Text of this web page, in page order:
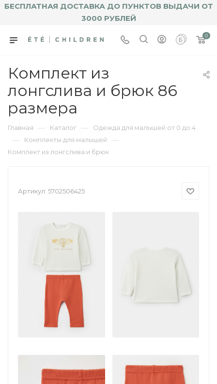
БЕСПЛАТНАЯ ДОСТАВКА ДО ПУНКТОВ ВЫДАЧИ ОТ
3000 РУБЛЕЙ
0
Комплект из
лонгслива и брюк 86
размера
Главная — Каталог — Одежда для малышей от 0 до 4
— Комплекты для малышей —
Комплект из лонгслива и брюк
Артикул: 5702506425